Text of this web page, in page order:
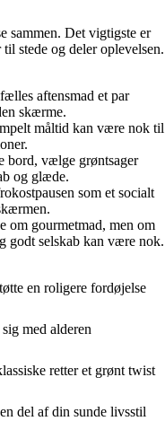
sammen. Det vigtigste er
stede og deler oplevelsen.
aftensmad et par
skærme.
måltid kan være nok til
bord, vælge grøntsager
og glæde.
som et socialt
om gourmetmad, men om
godt selskab kan være nok.
en roligere fordøjelse
med alderen
retter et grønt twist
del af din sunde livsstil